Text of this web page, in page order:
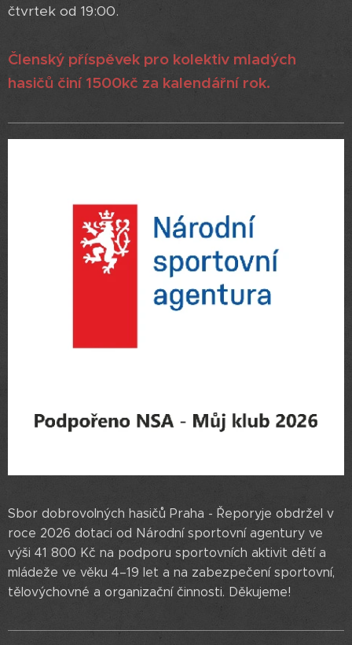
čtvrtek od 19:00.
Členský příspěvek pro kolektiv mladých
hasičů činí 1500kč za kalendářní rok.
Sbor dobrovolných hasičů Praha - Řeporyje obdržel v
roce 2026 dotaci od Národní sportovní agentury ve
výši 41 800 Kč na podporu sportovních aktivit dětí a
mládeže ve věku 4–19 let a na zabezpečení sportovní,
tělovýchovné a organizační činnosti. Děkujeme!